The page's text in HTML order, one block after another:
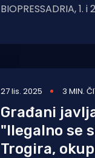
BIOPRESSADRIA, 1.
27 lis. 2025 3 MIN.
Građani
"Ilegalno se
Trogira,